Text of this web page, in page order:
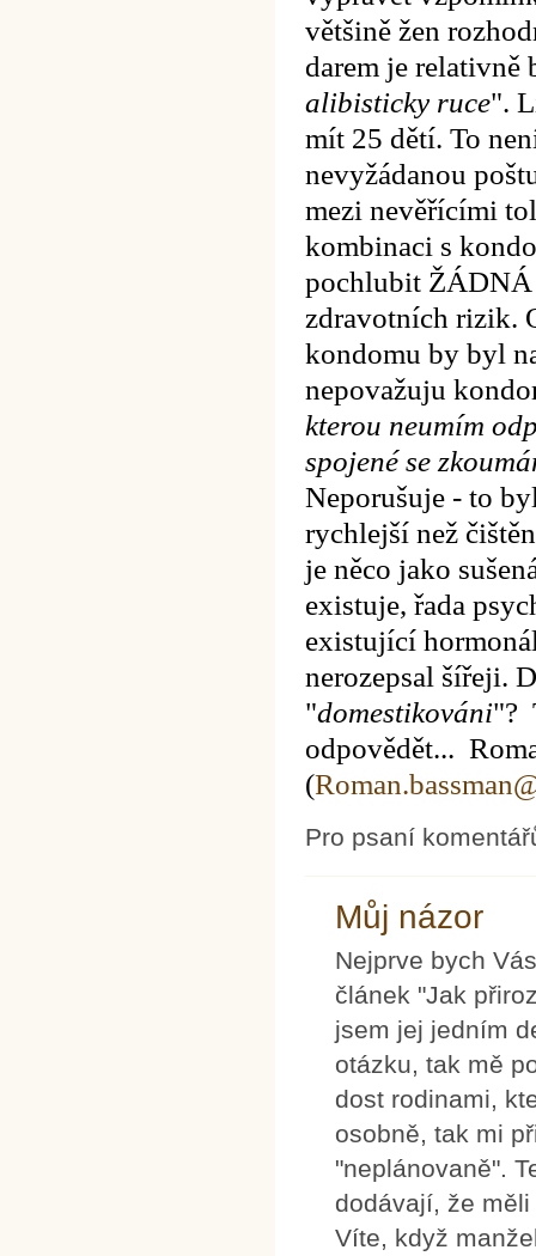
většině žen
darem je relativně
alibisticky ruce".
mít 25 dětí. To
nevyžádanou
mezi nevěřícími
kombinaci s
pochlubit ŽÁDNÁ
zdravotních rizik.
kondomu by byl
nepovažuju
kterou neumím
spojené se
Neporušuje - to
rychlejší než
je něco jako
existuje, řada
existující
nerozepsal šířeji.
"domestikováni"?
odpovědět...
(
Pro psaní
Můj názor
Nejprve bych
článek "Jak
jsem jej jedním
otázku, tak mě
dost rodinami,
osobně, tak mi
"neplánovaně".
dodávají, že
Víte, když